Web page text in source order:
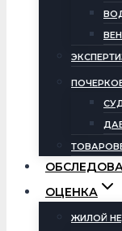
ОЦЕНКА
ЖИЛОЙ